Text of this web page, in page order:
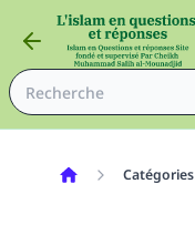
Catégories